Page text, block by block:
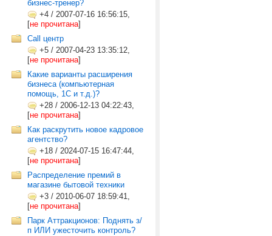
бизнес-тренер?
+4 / 2007-07-16 16:56:15,
[не прочитана]
Call центр
+5 / 2007-04-23 13:35:12,
[не прочитана]
Какие варианты расширения
бизнеса (компьютерная
помощь, 1С и т.д.)?
+28 / 2006-12-13 04:22:43,
[не прочитана]
Как раскрутить новое кадровое
агентство?
+18 / 2024-07-15 16:47:44,
[не прочитана]
Распределение премий в
магазине бытовой техники
+3 / 2010-06-07 18:59:41,
[не прочитана]
Парк Аттракционов: Поднять з/
п ИЛИ ужесточить контроль?